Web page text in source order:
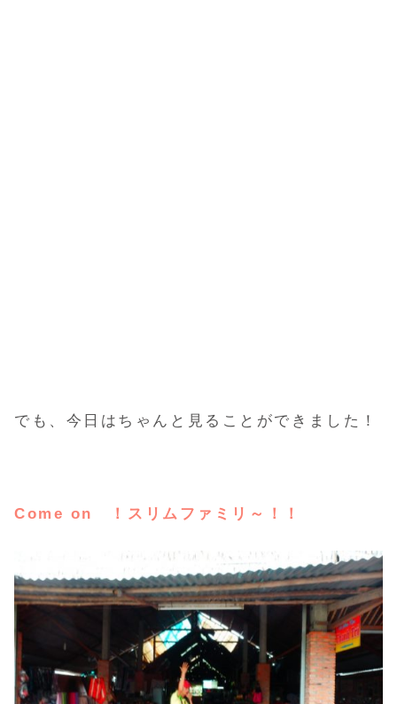
でも、今日はちゃんと見ることができました！
Come on ！スリムファミリ～！！